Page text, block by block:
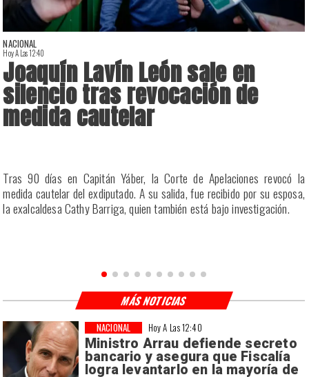
NACIONAL
Hoy A Las 12:40
Joaquín Lavín León sale en
silencio tras revocación de
medida cautelar
Tras 90 días en Capitán Yáber, la Corte de Apelaciones revocó la
medida cautelar del exdiputado. A su salida, fue recibido por su esposa,
la exalcaldesa Cathy Barriga, quien también está bajo investigación.
Hoy A Las 12:40
Ministro Arrau defiende secreto
bancario y asegura que Fiscalía
logra levantarlo en la mayoría de
NACIONAL
MÁS NOTICIAS